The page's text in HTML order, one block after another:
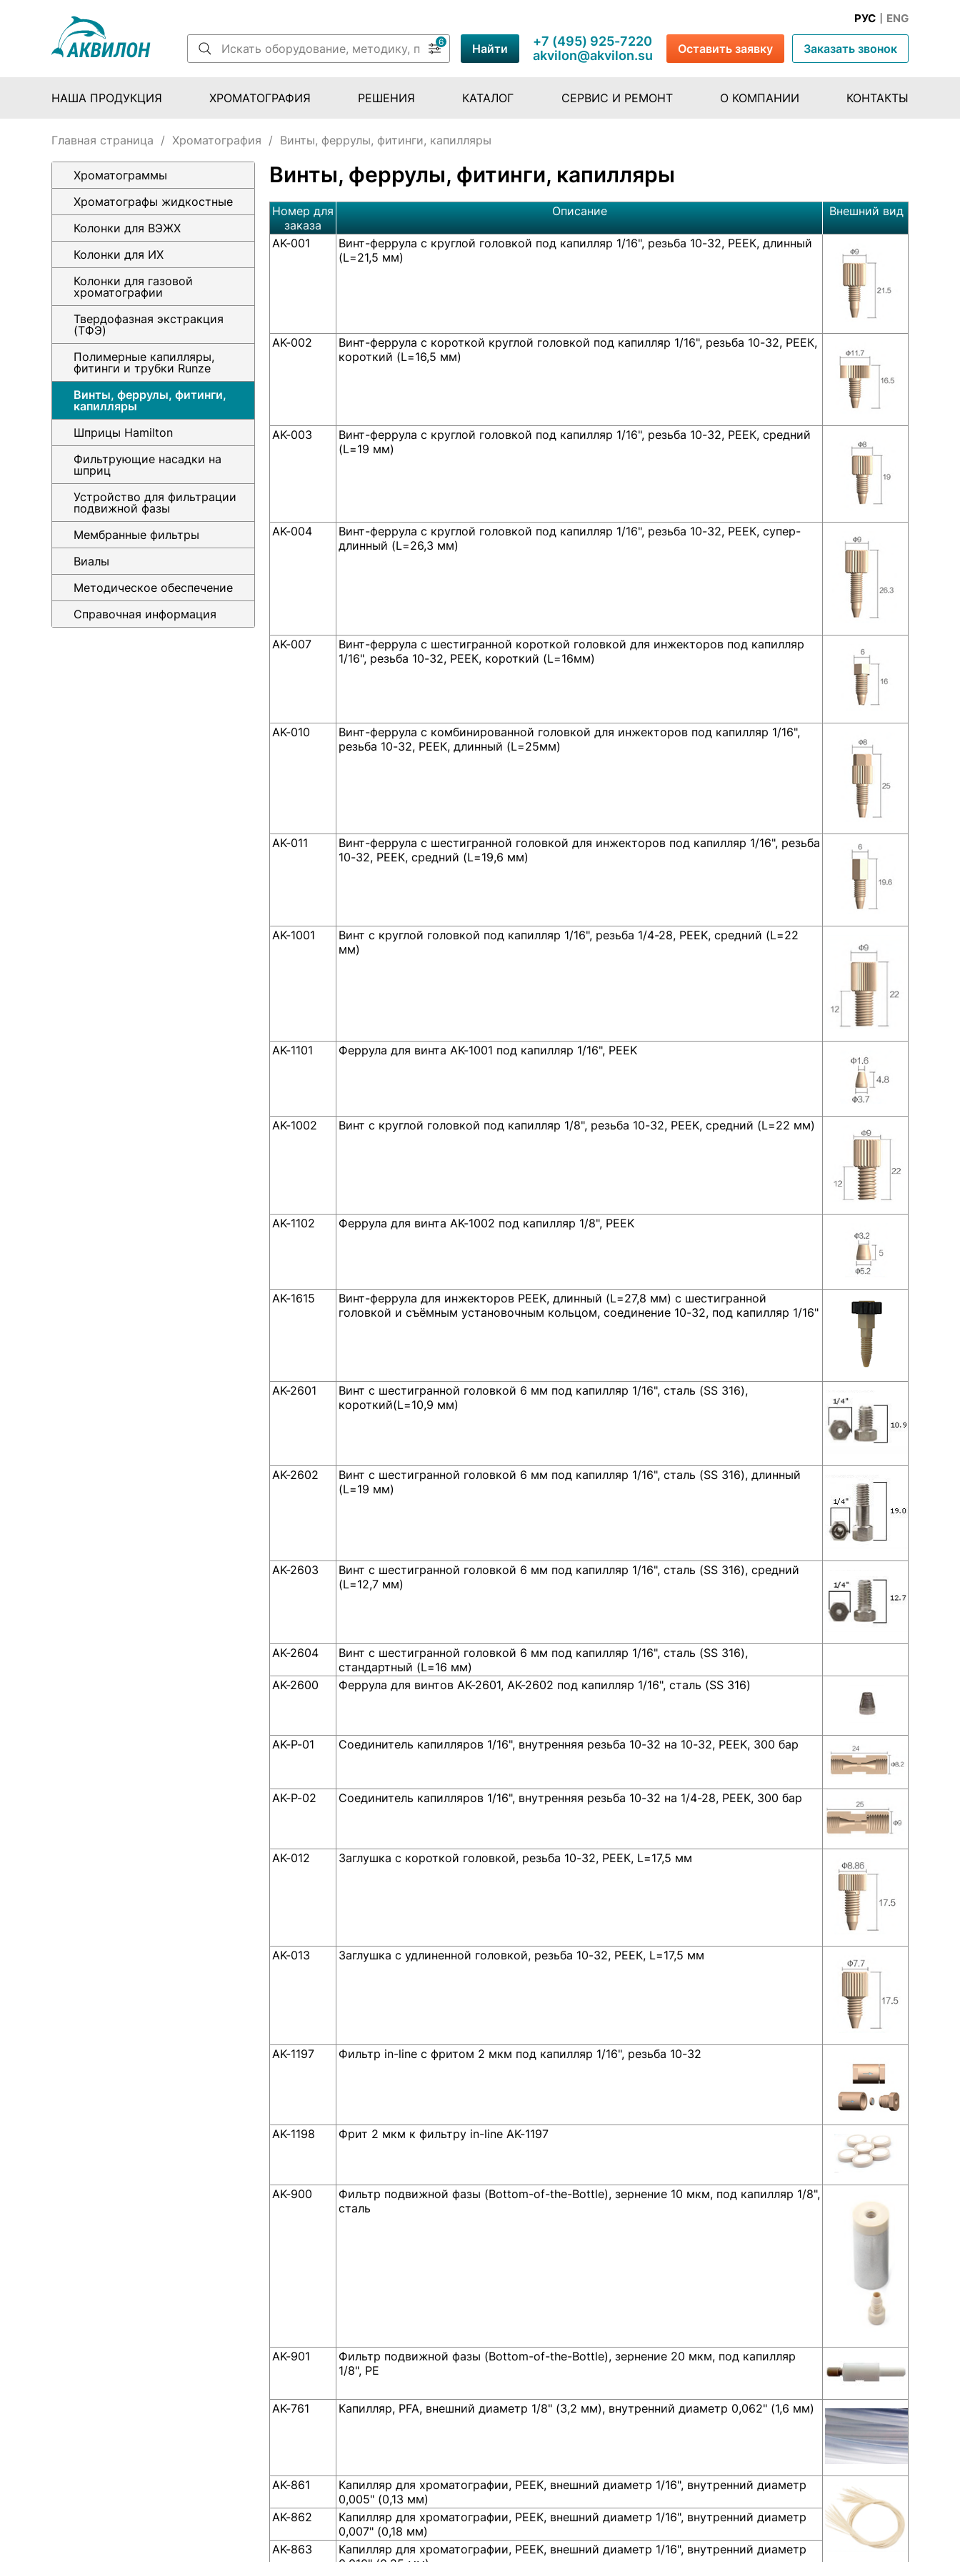
РУС ENG
6 Найти
+7 (495) 925-7220
akvilon@akvilon.su
Оставить заявку Заказать звонок
НАША ПРОДУКЦИЯ ХРОМАТОГРАФИЯ РЕШЕНИЯ КАТАЛОГ СЕРВИС И РЕМОНТ О КОМПАНИИ КОНТАКТЫ
Главная страница / Хроматография / Винты, феррулы, фитинги, капилляры
Винты, феррулы, фитинги, капилляры
Номер для
заказа
Описание Внешний вид
AK-001
Винт-феррула с круглой головкой под капилляр 1/16", резьба 10-32, РЕЕК, длинный
(L=21,5 мм)
AK-002
Винт-феррула с короткой круглой головкой под капилляр 1/16", резьба 10-32, РЕЕК,
короткий (L=16,5 мм)
AK-003
Винт-феррула с круглой головкой под капилляр 1/16", резьба 10-32, РЕЕК, средний
(L=19 мм)
AK-004
Винт-феррула с круглой головкой под капилляр 1/16", резьба 10-32, РЕЕК, супер-
длинный (L=26,3 мм)
AK-007
Винт-феррула с шестигранной короткой головкой для инжекторов под капилляр
1/16", резьба 10-32, РЕЕК, короткий (L=16мм)
AK-010
Винт-феррула с комбинированной головкой для инжекторов под капилляр 1/16",
резьба 10-32, РЕЕК, длинный (L=25мм)
AK-011
Винт-феррула с шестигранной головкой для инжекторов под капилляр 1/16", резьба
10-32, РЕЕК, средний (L=19,6 мм)
AK-1001
Винт с круглой головкой под капилляр 1/16", резьба 1/4-28, PEEK, средний (L=22
мм)
AK-1101 Феррула для винта AK-1001 под капилляр 1/16", PEEK
AK-1002 Винт с круглой головкой под капилляр 1/8", резьба 10-32, PEEK, средний (L=22 мм)
AK-1102 Феррула для винта AK-1002 под капилляр 1/8", PEEK
AK-1615
Винт-феррула для инжекторов PEEK, длинный (L=27,8 мм) с шестигранной
головкой и съёмным установочным кольцом, соединение 10-32, под капилляр 1/16"
AK-2601
Винт с шестигранной головкой 6 мм под капилляр 1/16", сталь (SS 316),
короткий(L=10,9 мм)
AK-2602
Винт с шестигранной головкой 6 мм под капилляр 1/16", сталь (SS 316), длинный
(L=19 мм)
AK-2603
Винт с шестигранной головкой 6 мм под капилляр 1/16", сталь (SS 316), средний
(L=12,7 мм)
AK-2604
Винт с шестигранной головкой 6 мм под капилляр 1/16", сталь (SS 316),
стандартный (L=16 мм)
AK-2600
Феррула для винтов AK-2601, AK-2602 под капилляр 1/16", сталь (SS 316)
AK-Р-01 Соединитель капилляров 1/16", внутренняя резьба 10-32 на 10-32, PEEK, 300 бар
AK-Р-02 Соединитель капилляров 1/16", внутренняя резьба 10-32 на 1/4-28, PEEK, 300 бар
AK-012 Заглушка с короткой головкой, резьба 10-32, РЕЕК, L=17,5 мм
AK-013 Заглушка с удлиненной головкой, резьба 10-32, РЕЕК, L=17,5 мм
AK-1197 Фильтр in-line c фритом 2 мкм под капилляр 1/16", резьба 10-32
AK-1198 Фрит 2 мкм к фильтру in-line AK-1197
AK-900
Фильтр подвижной фазы (Bottom-of-the-Bottle), зернение 10 мкм, под капилляр 1/8",
сталь
AK-901
Фильтр подвижной фазы (Bottom-of-the-Bottle), зернение 20 мкм, под капилляр
1/8", PE
AK-761 Капилляр, PFA, внешний диаметр 1/8" (3,2 мм), внутренний диаметр 0,062" (1,6 мм)
AK-861
Капилляр для хроматографии, PEEK, внешний диаметр 1/16", внутренний диаметр
0,005" (0,13 мм)
AK-862
Капилляр для хроматографии, PEEK, внешний диаметр 1/16", внутренний диаметр
0,007" (0,18 мм)
AK-863
Капилляр для хроматографии, PEEK, внешний диаметр 1/16", внутренний диаметр
Хроматограммы
Хроматографы жидкостные
Колонки для ВЭЖХ
Колонки для ИХ
Колонки для газовой
хроматографии
Твердофазная экстракция
(ТФЭ)
Полимерные капилляры,
фитинги и трубки Runze
Винты, феррулы, фитинги,
капилляры
Шприцы Hamilton
Фильтрующие насадки на
шприц
Устройство для фильтрации
подвижной фазы
Мембранные фильтры
Виалы
Методическое обеспечение
Справочная информация